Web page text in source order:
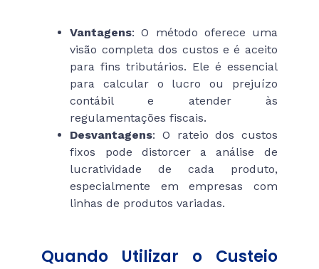
Vantagens: O método oferece uma
visão completa dos custos e é aceito
para fins tributários. Ele é essencial
para calcular o lucro ou prejuízo
contábil e atender às
regulamentações fiscais.
Desvantagens: O rateio dos custos
fixos pode distorcer a análise de
lucratividade de cada produto,
especialmente em empresas com
linhas de produtos variadas.
Quando Utilizar o Custeio